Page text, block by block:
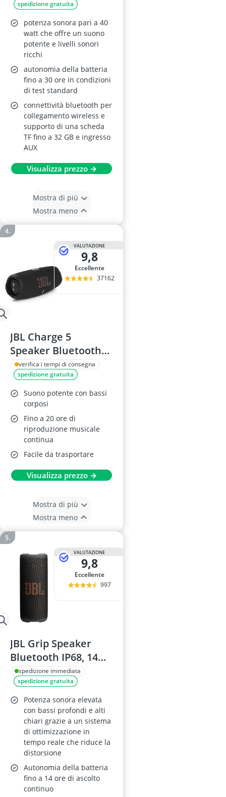
Autonomia 30h,
Stereo Wireless con
LED, TF e AUX
spedizione gratuita
potenza sonora pari a 40
watt che offre un suono
potente e livelli sonori
ricchi
autonomia della batteria
fino a 30 ore in condizioni
di test standard
connettività bluetooth per
collegamento wireless e
supporto di una scheda
TF fino a 32 GB e ingresso
AUX
Visualizza prezzo →
Mostra di più
Mostra meno
VALUTAZIONE
9,8
Eccellente
37162
JBL Charge 5
Speaker Bluetooth
Nero
verifica i tempi di consegna
spedizione gratuita
Suono potente con bassi
corposi
Fino a 20 ore di
riproduzione musicale
continua
Facile da trasportare
Visualizza prezzo →
Mostra di più
Mostra meno
VALUTAZIONE
9,8
Eccellente
997
JBL Grip Speaker
Bluetooth IP68, 14
Ore Autonomia,
Nero
spedizione immediata
spedizione gratuita
Potenza sonora elevata
con bassi profondi e alti
chiari grazie a un sistema
di ottimizzazione in
tempo reale che riduce la
distorsione
Autonomia della batteria
fino a 14 ore di ascolto
continuo